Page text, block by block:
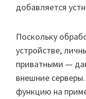
добавляется
Поскольку
устройстве,
приватными —
внешние
функцию на